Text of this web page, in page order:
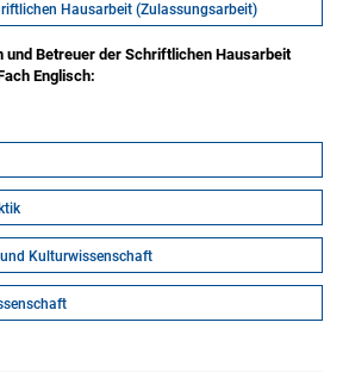
Hausarbeit (Zulassungsarbeit)
und Betreuer der Schriftlichen Hausarbeit
Englisch:
Kulturwissenschaft